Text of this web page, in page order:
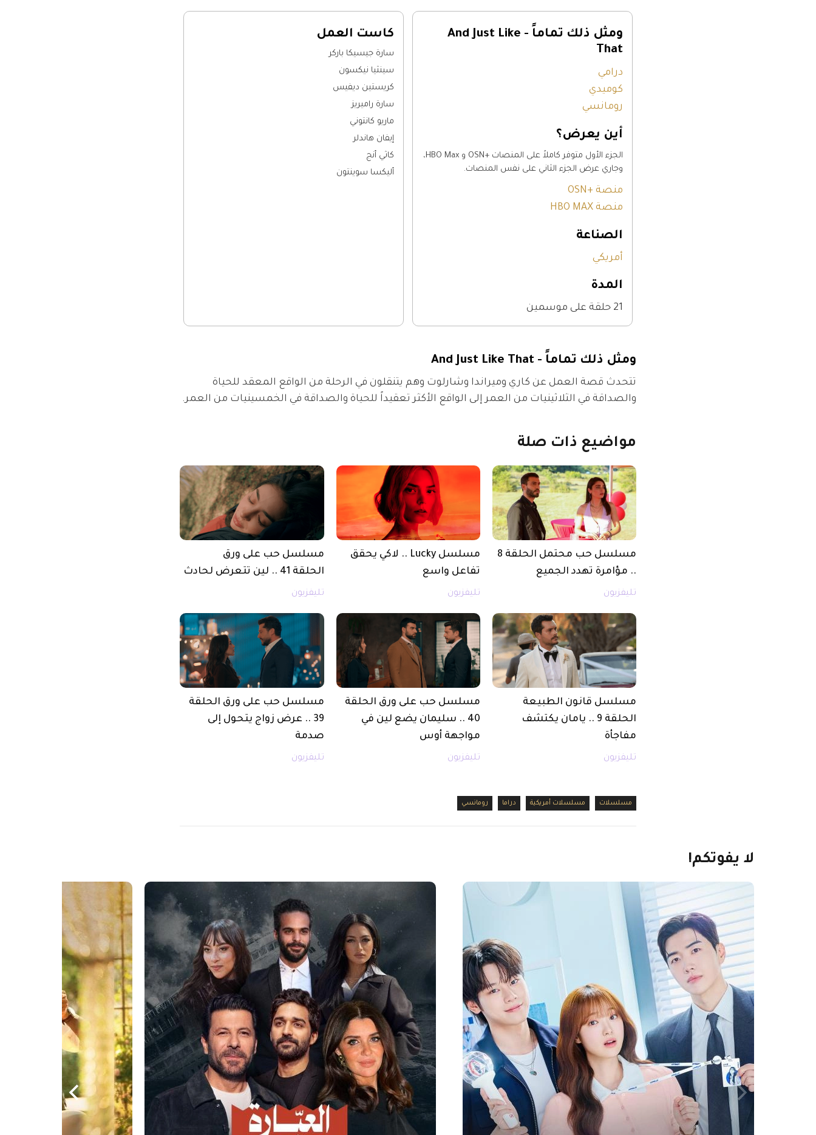
ومثل ذلك تماماً - And Just Like
That
درامي
كوميدي
رومانسي
أين يعرض؟
الجزء الأول متوفر كاملاً على المنصات +OSN و HBO Max،
وجاري عرض الجزء الثاني على نفس المنصات.
منصة +OSN
منصة HBO MAX
الصناعة
أمريكي
المدة
21 حلقة على موسمين
كاست العمل
سارة جيسيكا باركر
سينثيا نيكسون
كريستين ديفيس
سارة راميريز
ماريو كانتوني
إيفان هاندلر
كاثي أنج
أليكسا سوينتون
ومثل ذلك تماماً - And Just Like That
تتحدث قصة العمل عن كاري وميراندا وشارلوت وهم يتنقلون في الرحلة من الواقع المعقد للحياة
والصداقة في الثلاثينيات من العمر إلى الواقع الأكثر تعقيداً للحياة والصداقة في الخمسينيات من العمر.
مواضيع ذات صلة
مسلسل حب محتمل الحلقة 8
.. مؤامرة تهدد الجميع
تليفزيون
مسلسل Lucky .. لاكي يحقق
تفاعل واسع
تليفزيون
مسلسل حب على ورق
الحلقة 41 .. لين تتعرض لحادث
تليفزيون
مسلسل قانون الطبيعة
الحلقة 9 .. يامان يكتشف
مفاجأة
تليفزيون
مسلسل حب على ورق الحلقة
40 .. سليمان يضع لين في
مواجهة أوس
تليفزيون
مسلسل حب على ورق الحلقة
39 .. عرض زواج يتحول إلى
صدمة
تليفزيون
مسلسلات مسلسلات أمريكية دراما رومانسي
لا يفوتكم!